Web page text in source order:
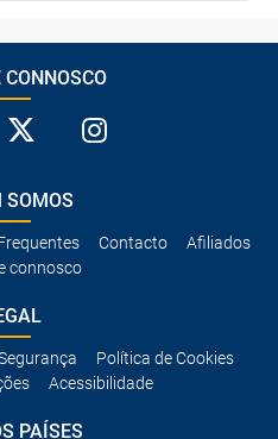
CONNOSCO
SOMOS
Contacto
Afiliados
connosco
Política de Cookies
Acessibilidade
PAÍSES